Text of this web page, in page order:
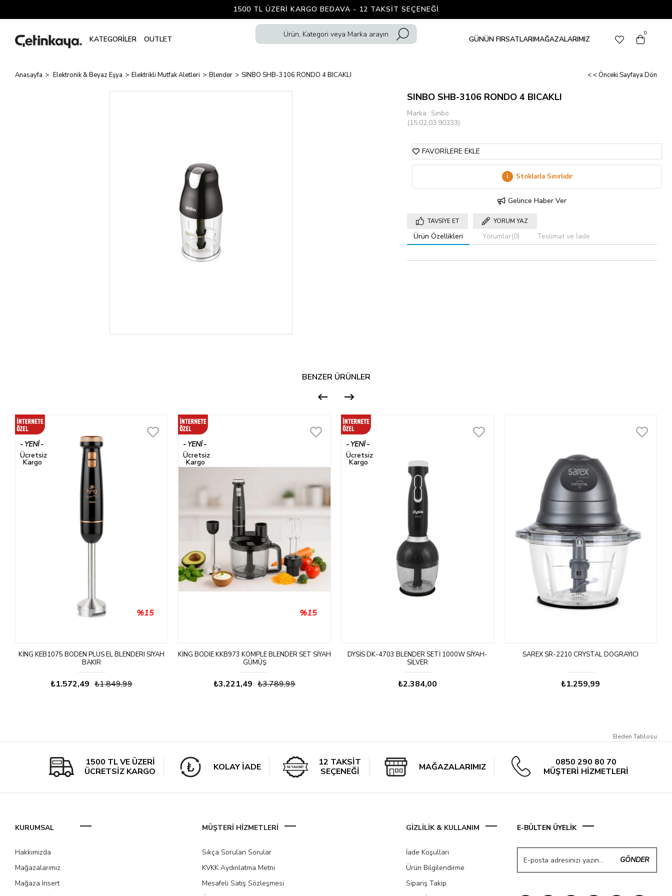
1500 TL ÜZERI KARGO BEDAVA - 12 TAKSIT SEÇENEĞI
GÜNÜN FIRSATLARIMAĞAZALARIMIZ
0
Anasayfa Elektronik & Beyaz Eşya Elektrikli Mutfak Aletleri Blender SINBO SHB-3106 RONDO 4 BICAKLI < < Önceki Sayfaya Dön
SINBO SHB-3106 RONDO 4 BICAKLI
Marka : Sinbo
(15.02.03.90333)
FAVORILERE EKLE
i Stoklarla Sınırlıdır
Gelince Haber Ver
TAVSIYE ET YORUM YAZ
Ürün Özellikleri Yorumlar(0) Teslimat ve İade
BENZER ÜRÜNLER
KING KEB1075 BODEN PLUS EL BLENDERI SIYAH
BAKIR
₺1.572,49 ₺1.849,99
%15
YENI
ÜRÜN
Ücretsiz
Kargo
KING BODIE KKB973 KOMPLE BLENDER SET SIYAH
GÜMÜŞ
₺3.221,49 ₺3.789,99
%15
YENI
ÜRÜN
Ücretsiz
Kargo
DYSIS DK-4703 BLENDER SETI 1000W SIYAH-
SILVER
₺2.384,00
YENI
ÜRÜN
Ücretsiz
Kargo
SAREX SR-2210 CRYSTAL DOGRAYICI
₺1.259,99
Beden Tablosu
1500 TL VE ÜZERİ
ÜCRETSİZ KARGO
KOLAY İADE
12 TAKSİT
SEÇENEĞİ
MAĞAZALARIMIZ
0850 290 80 70
MÜŞTERİ HİZMETLERİ
KURUMSAL
Hakkımızda
Mağazalarımız
Mağaza Insert
MÜŞTERİ HİZMETLERİ
Sıkça Sorulan Sorular
KVKK Aydınlatma Metni
Mesafeli Satış Sözleşmesi
GİZLİLİK & KULLANIM
İade Koşulları
Ürün Bilgilendirme
Sipariş Takip
E-BÜLTEN ÜYELİK
GÖNDER